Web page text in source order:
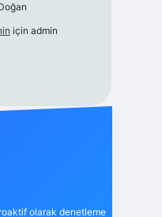
için admin
olarak denetleme